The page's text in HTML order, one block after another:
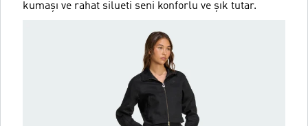
kumaşı ve rahat silueti seni konforlu ve şık tutar.